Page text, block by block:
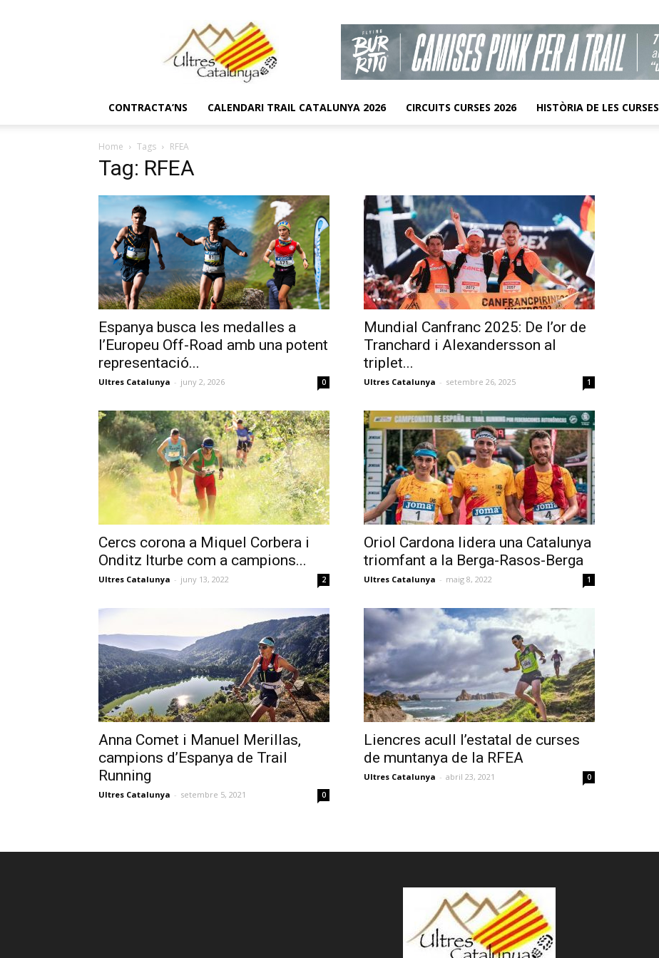
CONTRACTA’NS CALENDARI TRAIL CATALUNYA 2026 CIRCUITS CURSES 2026 HISTÒRIA DE LES CURSES
Home Tags RFEA
Tag: RFEA
Espanya busca les medalles a
l’Europeu Off-Road amb una potent
representació...
Ultres Catalunya - juny 2, 2026 0
Mundial Canfranc 2025: De l’or de
Tranchard i Alexandersson al
triplet...
Ultres Catalunya - setembre 26, 2025 1
Cercs corona a Miquel Corbera i
Onditz Iturbe com a campions...
Ultres Catalunya - juny 13, 2022 2
Oriol Cardona lidera una Catalunya
triomfant a la Berga-Rasos-Berga
Ultres Catalunya - maig 8, 2022 1
Anna Comet i Manuel Merillas,
campions d’Espanya de Trail
Running
Ultres Catalunya - setembre 5, 2021 0
Liencres acull l’estatal de curses
de muntanya de la RFEA
Ultres Catalunya - abril 23, 2021 0